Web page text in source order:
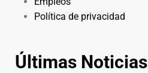
Política de privacidad
Últimas Noticias